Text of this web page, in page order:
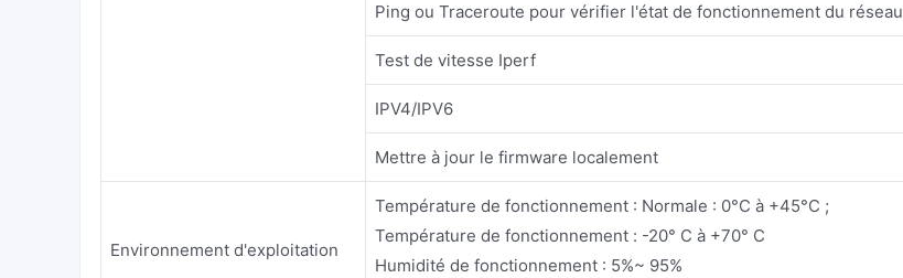
Ping ou Traceroute pour vérifier l'état de fonctionnement du réseau
Test de vitesse Iperf
IPV4/IPV6
Mettre à jour le firmware localement
Environnement d'exploitation
Température de fonctionnement : Normale : 0°C à +45°C ;
Température de fonctionnement : -20° C à +70° C
Humidité de fonctionnement : 5%~ 95%